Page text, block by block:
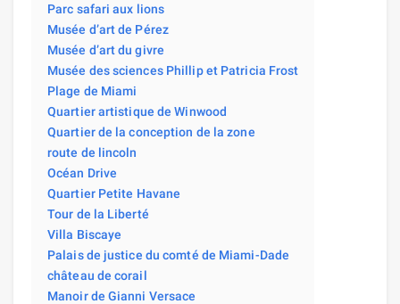
Parc safari aux lions
Musée d’art de Pérez
Musée d’art du givre
Musée des sciences Phillip et Patricia Frost
Plage de Miami
Quartier artistique de Winwood
Quartier de la conception de la zone
route de lincoln
Océan Drive
Quartier Petite Havane
Tour de la Liberté
Villa Biscaye
Palais de justice du comté de Miami-Dade
château de corail
Manoir de Gianni Versace